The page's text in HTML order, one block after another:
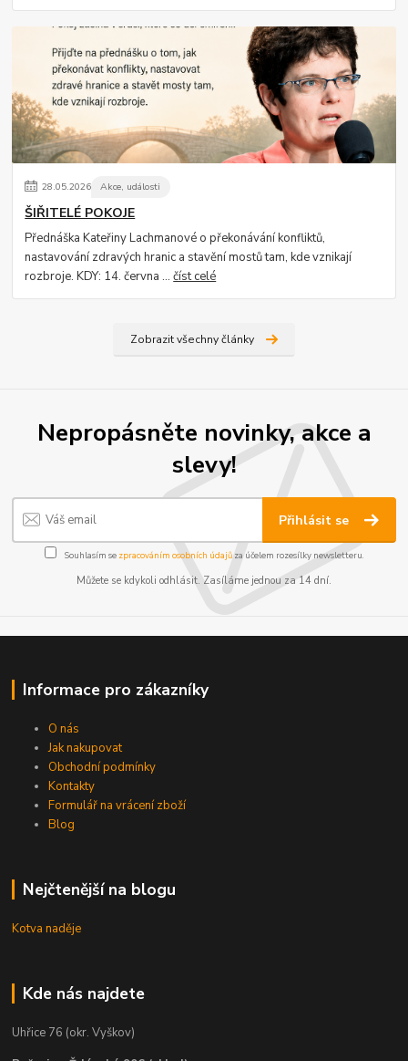
28.05.2026 Akce, události
ŠIŘITELÉ POKOJE
Přednáška Kateřiny Lachmanové o překonávání konfliktů,
nastavování zdravých hranic a stavění mostů tam, kde vznikají
rozbroje. KDY: 14. června ...číst celé
Zobrazit všechny články
Nepropásněte novinky, akce a
slevy!
Přihlásit se
Souhlasím se zpracováním osobních údajůza účelem rozesílky newsletteru.
Můžete se kdykoli odhlásit. Zasíláme jednou za 14 dní.
Informace pro zákazníky
O nás
Jak nakupovat
Obchodní podmínky
Kontakty
Formulář na vrácení zboží
Blog
Nejčtenější na blogu
Kotva naděje
Kde nás najdete
Uhřice 76 (okr. Vyškov)